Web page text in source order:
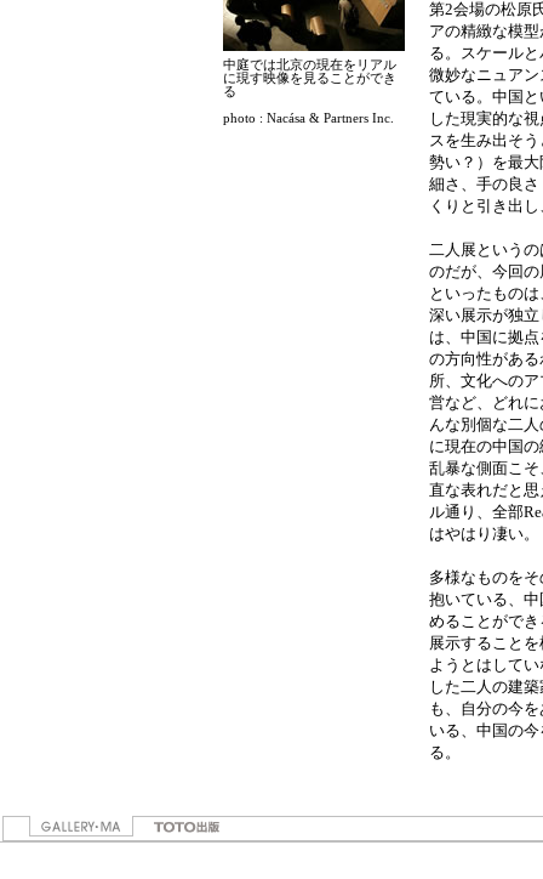
中庭では北京の現在をリアル
に現す映像を見ることができ
る
photo : Nacása & Partners Inc.
第2会場の松原
アの精緻な模
る。スケール
微妙なニュア
ている。中国
した現実的な
スを生み出そ
勢い？）を最
細さ、手の良
くりと引き出
二人展という
のだが、今回
といったもの
深い展示が独
は、中国に拠
の方向性があ
所、文化への
営など、どれ
んな別個な二
に現在の中国
乱暴な側面こ
直な表れだと
ル通り、全部
はやはり凄い。
多様なものを
抱いている、
めることがで
展示すること
ようとはして
した二人の建
も、自分の今
いる、中国の
る。